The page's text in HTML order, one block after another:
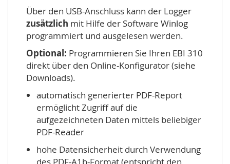
Über den USB-Anschluss kann der Logger
zusätzlich mit Hilfe der Software Winlog
programmiert und ausgelesen werden.
Optional: Programmieren Sie Ihren EBI 310
direkt über den Online-Konfigurator (siehe
Downloads).
automatisch generierter PDF-Report
ermöglicht Zugriff auf die
aufgezeichneten Daten mittels beliebiger
PDF-Reader
hohe Datensicherheit durch Verwendung